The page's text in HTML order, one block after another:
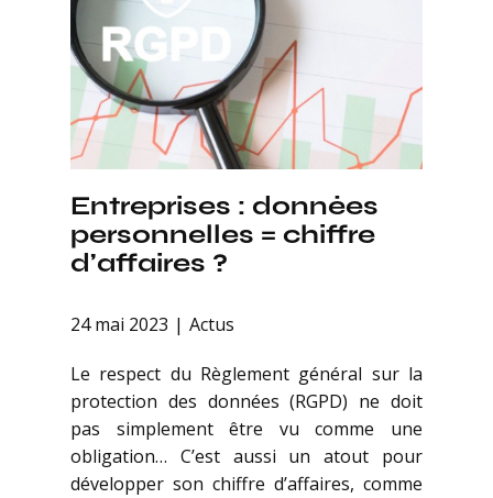
Entreprises : données
personnelles = chiffre
d’affaires ?
24 mai 2023 Actus
Le respect du Règlement général sur la
protection des données (RGPD) ne doit
pas simplement être vu comme une
obligation… C’est aussi un atout pour
développer son chiffre d’affaires, comme